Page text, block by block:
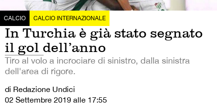
CALCIO CALCIO INTERNAZIONALE
In Turchia è già stato segnato
il gol dell’anno
Tiro al volo a incrociare di sinistro, dalla sinistra
dell'area di rigore.
di Redazione Undici
02 Settembre 2019 alle 17:55